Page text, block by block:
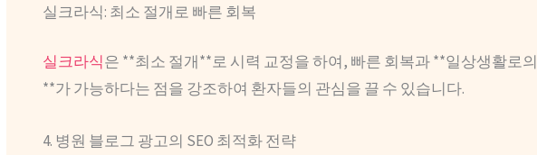
실크라식: 최소 절개로 빠른 회복
실크라식은 **최소 절개**로 시력 교정을 하여, 빠른 회복과 **일상생활로
**가 가능하다는 점을 강조하여 환자들의 관심을 끌 수 있습니다.
4. 병원 블로그 광고의 SEO 최적화 전략